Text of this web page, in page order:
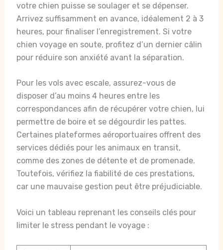
votre chien puisse se soulager et se dépenser.
Arrivez suffisamment en avance, idéalement 2 à 3
heures, pour finaliser l’enregistrement. Si votre
chien voyage en soute, profitez d’un dernier câlin
pour réduire son anxiété avant la séparation.
Pour les vols avec escale, assurez-vous de
disposer d’au moins 4 heures entre les
correspondances afin de récupérer votre chien, lui
permettre de boire et se dégourdir les pattes.
Certaines plateformes aéroportuaires offrent des
services dédiés pour les animaux en transit,
comme des zones de détente et de promenade.
Toutefois, vérifiez la fiabilité de ces prestations,
car une mauvaise gestion peut être préjudiciable.
Voici un tableau reprenant les conseils clés pour
limiter le stress pendant le voyage :